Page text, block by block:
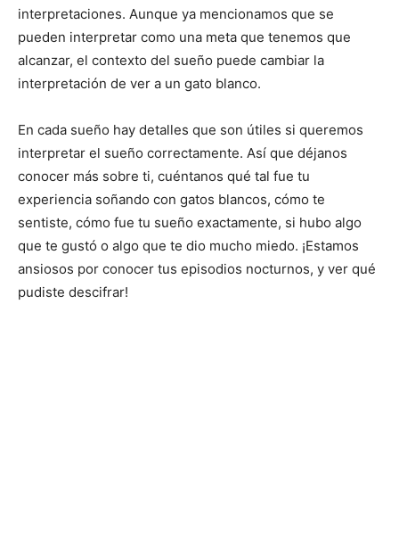
interpretaciones. Aunque ya mencionamos que se
pueden interpretar como una meta que tenemos que
alcanzar, el contexto del sueño puede cambiar la
interpretación de ver a un gato blanco.
En cada sueño hay detalles que son útiles si queremos
interpretar el sueño correctamente. Así que déjanos
conocer más sobre ti, cuéntanos qué tal fue tu
experiencia soñando con gatos blancos, cómo te
sentiste, cómo fue tu sueño exactamente, si hubo algo
que te gustó o algo que te dio mucho miedo. ¡Estamos
ansiosos por conocer tus episodios nocturnos, y ver qué
pudiste descifrar!